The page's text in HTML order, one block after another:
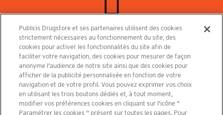
Rejoignez-nous au Publicisdrugstore !
Nous recrutons pour les boutiques, le restaurant et le cinéma. Contactez-nous :
recrutement@publicisdrugstore.com
Conditions générales de vente
Mentions légales
Politique de Protection des Données Personnelles et Charte
Cookies
Publicis Drugstore et ses partenaires utilisent des cookies
strictement nécessaires au fonctionnement du site, des
cookies pour activer les fonctionnalités du site afin de
faciliter votre navigation, des cookies pour mesurer de façon
anonyme l'audience de notre site ainsi que des cookies pour
afficher de la publicité personnalisée en fonction de votre
navigation et de votre profil. Vous pouvez exprimer vos choix
en utilisant les trois boutons dédiés et, à tout moment,
modifier vos préférences cookies en cliquant sur l'icône "
Paramétrer les cookies " présent sur toutes les pages. Pour